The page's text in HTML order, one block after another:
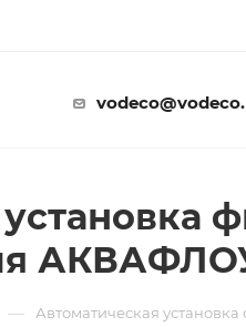
— Автоматическая